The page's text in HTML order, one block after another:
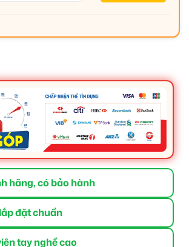
hãng, có bảo hành
đặt chuẩn
tay nghề cao